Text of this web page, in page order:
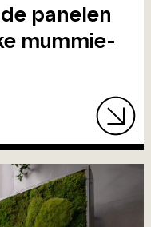
panelen
mummie-